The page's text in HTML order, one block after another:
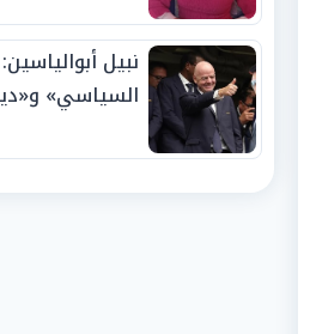
الجوائز منذ
نبيل
السياسي»
الفيفا».. وإقالة